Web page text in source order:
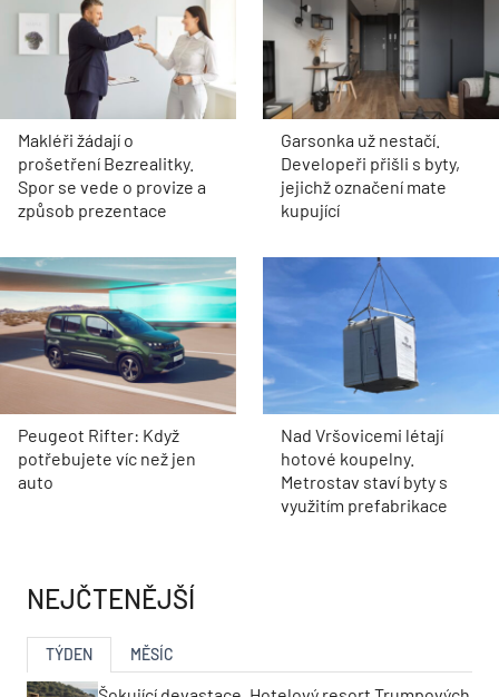
Makléři žádají o
prošetření Bezrealitky.
Spor se vede o provize a
způsob prezentace
Garsonka už nestačí.
Developeři přišli s byty,
jejichž označení mate
kupující
Peugeot Rifter: Když
potřebujete víc než jen
auto
Nad Vršovicemi létají
hotové koupelny.
Metrostav staví byty s
využitím prefabrikace
NEJČTENĚJŠÍ
TÝDEN MĚSÍC